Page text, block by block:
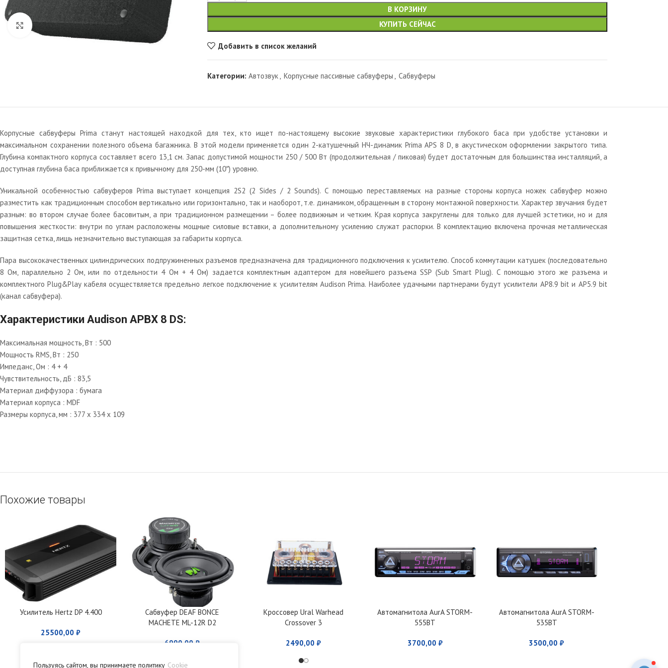
Пользуясь сайтом, вы принимаете политику Cookie
Увеличить
В КОРЗИНУ
КУПИТЬ СЕЙЧАС
Добавить в список желаний
Категории: Автозвук, Корпусные пассивные сабвуферы , Сабвуферы
Корпусные сабвуферы Prima станут настоящей находкой для тех, кто ищет по-настоящему высокие звуковые характеристики глубокого баса при удобстве установки и
максимальном сохранении полезного объема багажника. В этой модели применяется один 2-катушечный НЧ-динамик Prima APS 8 D, в акустическом оформлении закрытого типа.
Глубина компактного корпуса составляет всего 13,1 см. Запас допустимой мощности 250 / 500 Вт (продолжительная / пиковая) будет достаточным для большинства инсталляций, а
доступная глубина баса приближается к привычному для 250-мм (10″) уровню.
Уникальной особенностью сабвуферов Prima выступает концепция 2S2 (2 Sides / 2 Sounds). С помощью переставляемых на разные стороны корпуса ножек сабвуфер можно
разместить как традиционным способом вертикально или горизонтально, так и наоборот, т.е. динамиком, обращенным в сторону монтажной поверхности. Характер звучания будет
разным: во втором случае более басовитым, а при традиционном размещении – более подвижным и четким. Края корпуса закруглены для только для лучшей эстетики, но и для
повышения жесткости: внутри по углам расположены мощные силовые вставки, а дополнительному усилению служат распорки. В комплектацию включена прочная металлическая
защитная сетка, лишь незначительно выступающая за габариты корпуса.
Пара высококачественных цилиндрических подпружиненных разъемов предназначена для традиционного подключения к усилителю. Способ коммутации катушек (последовательно
8 Ом, параллельно 2 Ом, или по отдельности 4 Ом + 4 Ом) задается комплектным адаптером для новейшего разъема SSP (Sub Smart Plug). С помощью этого же разъема и
комплектного Plug&Play кабеля осуществляется предельно легкое подключение к усилителям Audison Prima. Наиболее удачными партнерами будут усилители AP8.9 bit и AP5.9 bit
(канал сабвуфера).
Характеристики Audison APBX 8 DS:
Максимальная мощность, Вт : 500
Мощность RMS, Вт : 250
Импеданс, Ом : 4 + 4
Чувствительность, дБ : 83,5
Материал диффузора : бумага
Материал корпуса : MDF
Размеры корпуса, мм : 377 x 334 x 109
Похожие товары
Усилитель Hertz DP 4.400
25500,00₽
Сабвуфер DEAF BONCE
MACHETE ML-12R D2
6990,00 ₽
Кроссовер Ural Warhead
Crossover 3
2490,00₽
Автомагнитола AurA STORM-
555BT
3700,00 ₽
Автомагнитола AurA STORM-
535BT
3500,00₽